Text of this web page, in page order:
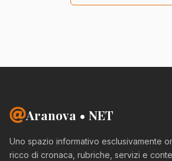
Aranova • NET
Uno spazio informativo esclusivamente
ricco di cronaca, rubriche, servizi e